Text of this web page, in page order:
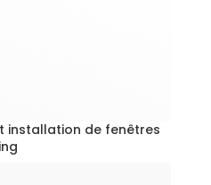
installation de fenêtres